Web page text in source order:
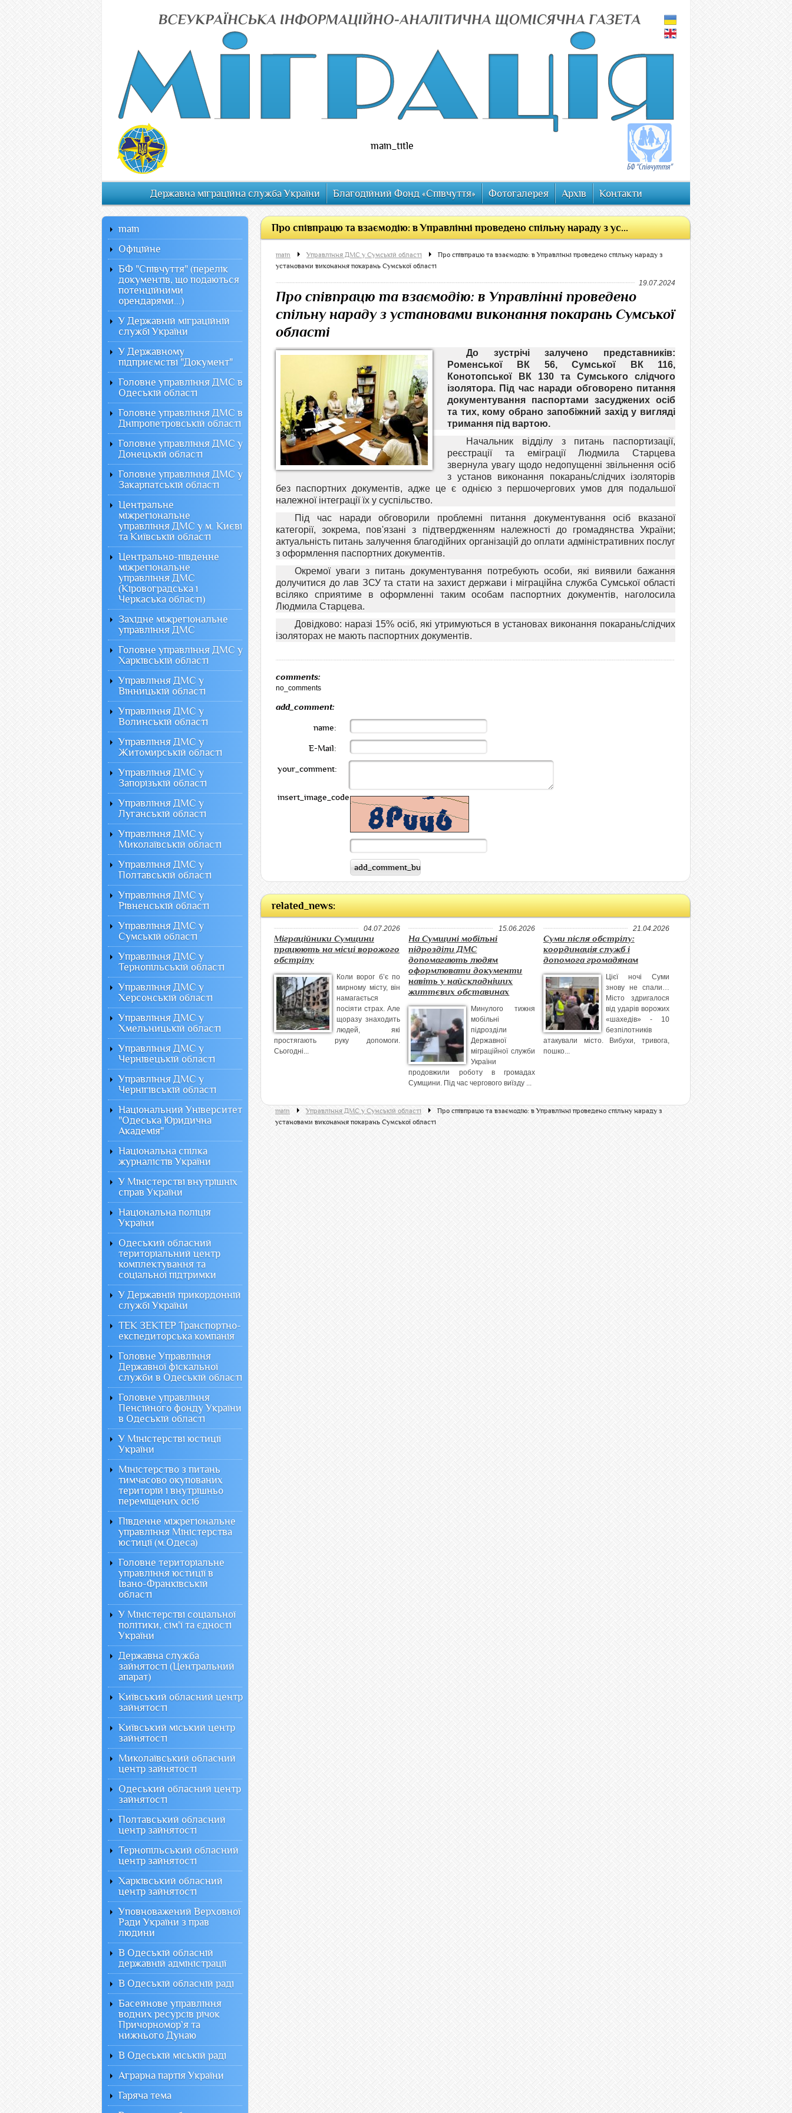
main_title
Державна міграційна служба України Благодійний Фонд «Співчуття» Фотогалерея Архів Контакти
Про співпрацю та взаємодію: в Управлінні проведено спільну нараду з ус...
main Управління ДМС у Сумській області
Про співпрацю та взаємодію: в Управлінні проведено спільну нараду з
установами виконання покарань Сумської області
19.07.2024
Про співпрацю та взаємодію: в Управлінні проведено
спільну нараду з установами виконання покарань Сумської
області
До зустрічі залучено представників:
Роменської ВК 56, Сумської ВК 116,
Конотопської ВК 130 та Сумського слідчого
ізолятора. Під час наради обговорено питання
документування паспортами засуджених осіб
та тих, кому обрано запобіжний захід у вигляді
тримання під вартою.
Начальник відділу з питань паспортизації,
реєстрації та еміграції Людмила Старцева
звернула увагу щодо недопущенні звільнення осіб
з установ виконання покарань/слідчих ізоляторів
без паспортних документів, адже це є однією з першочергових умов для подальшої
належної інтеграції їх у суспільство.
Під час наради обговорили проблемні питання документування осіб вказаної
категорії, зокрема, пов'язані з підтвердженням належності до громадянства України;
актуальність питань залучення благодійних організацій до оплати адміністративних послуг
з оформлення паспортних документів.
Окремої уваги з питань документування потребують особи, які виявили бажання
долучитися до лав ЗСУ та стати на захист держави і міграційна служба Сумської області
всіляко сприятиме в оформленні таким особам паспортних документів, наголосила
Людмила Старцева.
Довідково: наразі 15% осіб, які утримуються в установах виконання покарань/слідчих
ізоляторах не мають паспортних документів.
comments:
no_comments
add_comment:
name:
E-Mail:
your_comment:
insert_image_code:
related_news:
04.07.2026
Міграційники Сумщини
працюють на місці ворожого
обстрілу
️Коли ворог б’є по
мирному місту, він
намагається
посіяти страх. Але
щоразу знаходить
людей, які
простягають руку допомоги.
Сьогодні...
15.06.2026
На Сумщині мобільні
підрозділи ДМС
допомагають людям
оформлювати документи
навіть у найскладніших
життєвих обставинах
Минулого тижня
мобільні
підрозділи
Державної
міграційної служби
України
продовжили роботу в громадах
Сумщини. Під час чергового виїзду ...
21.04.2026
Суми після обстрілу:
координація служб і
допомога громадянам
Цієї ночі Суми
знову не спали…
Місто здригалося
від ударів ворожих
«шахедів» - 10
безпілотників
атакували місто. Вибухи, тривога,
пошко...
main Управління ДМС у Сумській області
Про співпрацю та взаємодію: в Управлінні проведено спільну нараду з
установами виконання покарань Сумської області
main
Офiцiйне
БФ "Співчуття" (перелік
документів, що подаються
потенційними
орендарями...)
У Державній міграційній
службі України
У Державному
підприємстві "Документ"
Головне управління ДМС в
Одеській області
Головне управління ДМС в
Дніпропетровській області
Головне управління ДМС у
Донецькій області
Головне управління ДМС у
Закарпатській області
Центральне
міжрегіональне
управління ДМС у м. Києві
та Київській області
Центрально-південне
міжрегіональне
управління ДМС
(Кіровоградська і
Черкаська області)
Західне міжрегіональне
управління ДМС
Головне управління ДМС у
Харківській області
Управління ДМС у
Вінницькій області
Управління ДМС у
Волинській області
Управління ДМС у
Житомирській області
Управління ДМС у
Запорізькій області
Управління ДМС у
Луганській області
Управління ДМС у
Миколаївській області
Управління ДМС у
Полтавській області
Управління ДМС у
Рівненській області
Управління ДМС у
Сумській області
Управління ДМС у
Тернопільській області
Управління ДМС у
Херсонській області
Управління ДМС у
Хмельницькій області
Управління ДМС у
Чернівецькій області
Управління ДМС у
Чернігівській області
Національний Університет
"Одеська Юридична
Академія"
Національна спілка
журналістів України
У Міністерстві внутрішніх
справ України
Національна поліція
України
Одеський обласний
територіальний центр
комплектування та
соціальної підтримки
У Державній прикордонній
службі України
ТЕК ЗЕКТЕР Транспортно-
експедиторська компанія
Головне Управління
Державної фіскальної
служби в Одеській області
Головне управління
Пенсійного фонду України
в Одеській області
У Міністерстві юстиції
України
Міністерство з питань
тимчасово окупованих
територій і внутрішньо
переміщених осіб
Південне міжрегіональне
управління Міністерства
юстиції (м.Одеса)
Головне територіальне
управління юстиції в
Івано-Франківській
області
У Міністерстві соціальної
політики, сім'ї та єдності
України
Державна служба
зайнятості (Центральний
апарат)
Київський обласний центр
зайнятості
Київський міський центр
зайнятості
Миколаївський обласний
центр зайнятості
Одеський обласний центр
зайнятості
Полтавський обласний
центр зайнятості
Тернопільський обласний
центр зайнятості
Харківський обласний
центр зайнятості
Уповноважений Верховної
Ради України з прав
людини
В Одеській обласній
державній адміністрації
В Одеській обласній раді
Басейнове управління
водних ресурсів річок
Причорномор`я та
нижнього Дунаю
В Одеській міській раді
Аграрна партія України
Гаряча тема